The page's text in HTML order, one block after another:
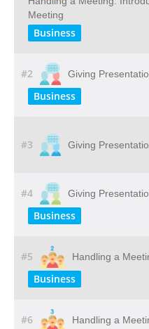
Meeting
Business
#2 Giving
Business
#3 Giving
#4 Giving
Business
#5 Handling a
Business
#6 Handling a